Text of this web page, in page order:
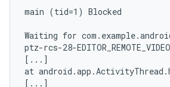
main (tid=1) Blocked
Waiting for
ptz-rcs-28-
[...]
at